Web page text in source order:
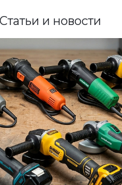
Статьи и новости